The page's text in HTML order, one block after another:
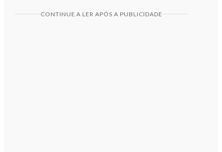
CONTINUE A LER APÓS A PUBLICIDADE